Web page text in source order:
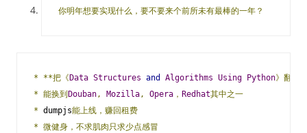
你明年想要实现什么，要不要来个前所未有最棒的一年？
* **把《 Data Structures and Algorithms Using Python》翻译
* 能换到 Douban, Mozilla, Opera ， Redhat其中之一
* dumpjs能上线，赚回租费
* 微健身，不求肌肉只求少点感冒